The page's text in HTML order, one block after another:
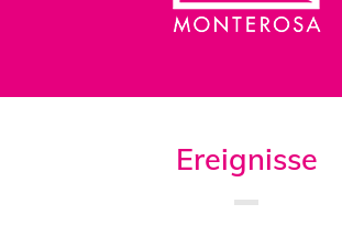
Ereignisse